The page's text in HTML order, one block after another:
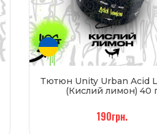
Тютюн Unity Urban Acid
(Кислий лимон) 40
190грн.